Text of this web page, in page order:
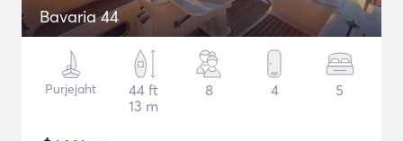
Bavaria 44
Purjejaht
44 ft
13 m
8 4 5